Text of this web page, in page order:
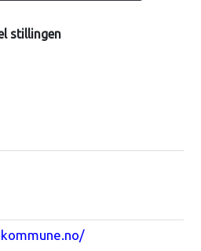
stillingen